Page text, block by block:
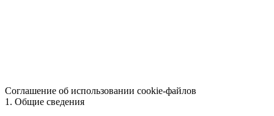
Соглашение об использовании cookie-файлов
1. Общие сведения